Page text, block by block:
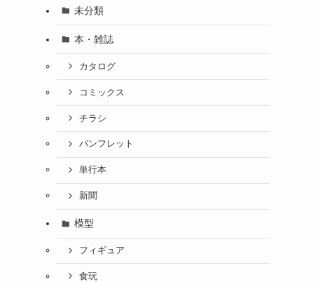
未分類
本・雑誌
カタログ
コミックス
チラシ
パンフレット
単行本
新聞
模型
フィギュア
食玩